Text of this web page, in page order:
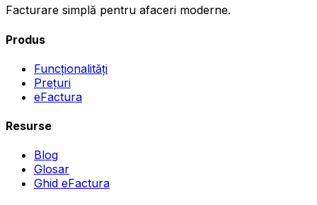
Facturare simplă pentru afaceri moderne.
Produs
Funcționalități
Prețuri
eFactura
Resurse
Blog
Glosar
Ghid eFactura